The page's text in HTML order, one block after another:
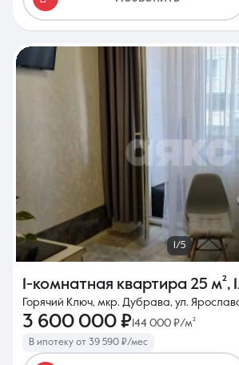
1/5
1-комнатная квартира 25 м²,
Горячий Ключ, мкр. Дубрава, ул.
3 600 000 ₽ 144 000 ₽/м²
В ипотеку от 39 590 ₽/мес